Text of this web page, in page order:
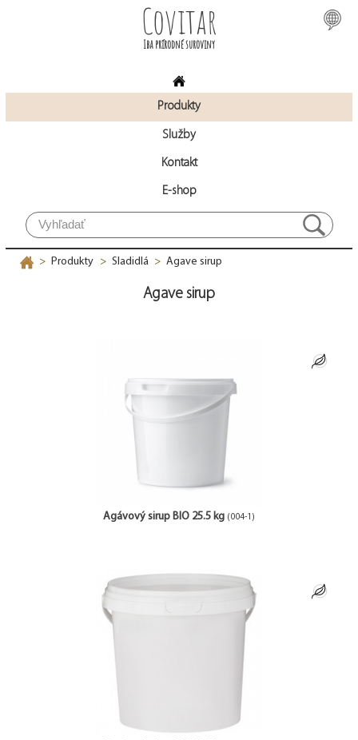
Covitar
Iba prírodné suroviny
Produkty
Služby
Kontakt
E-shop
> Produkty > Sladidlá > Agave sirup
Agave sirup
Agávový sirup BIO 25.5 kg (004-1)